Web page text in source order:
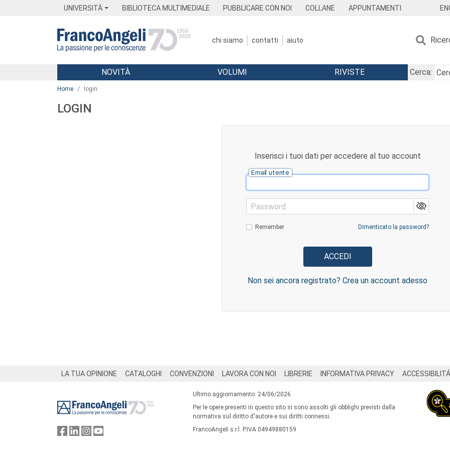
UNIVERSITÀ BIBLIOTECA MULTIMEDIALE PUBBLICARE CON NOI COLLANE APPUNTAMENTI
chi siamo contatti aiuto
Menu
NOVITÀ VOLUMI RIVISTE
Cerca:
Home login
LOGIN
Inserisci i tuoi dati per accedere al tuo account
Email utente
Password
Remember Dimenticato la password?
Non sei ancora registrato? Crea un account adesso
LA TUA OPINIONE CATALOGHI CONVENZIONI LAVORA CON NOI LIBRERIE INFORMATIVA PRIVACY ACCESSIBILITÁ
Ultimo aggiornamento: 24/06/2026
Per le opere presenti in questo sito si sono assolti gli obblighi previsti dalla
normativa sul diritto d'autore e sui diritti connessi.
FrancoAngeli s.r.l. P.IVA 04949880159